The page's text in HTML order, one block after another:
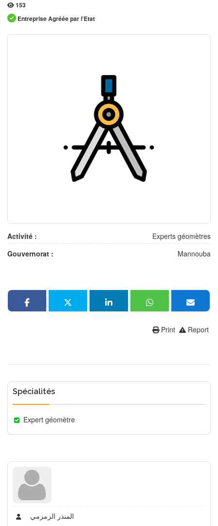
153
Entreprise Agréée par l’Etat
Activité :
Experts géomètres
Gouvernorat :
Mannouba
Report
Print
Spécialités
Expert géomètre
المنذر الزمزمي